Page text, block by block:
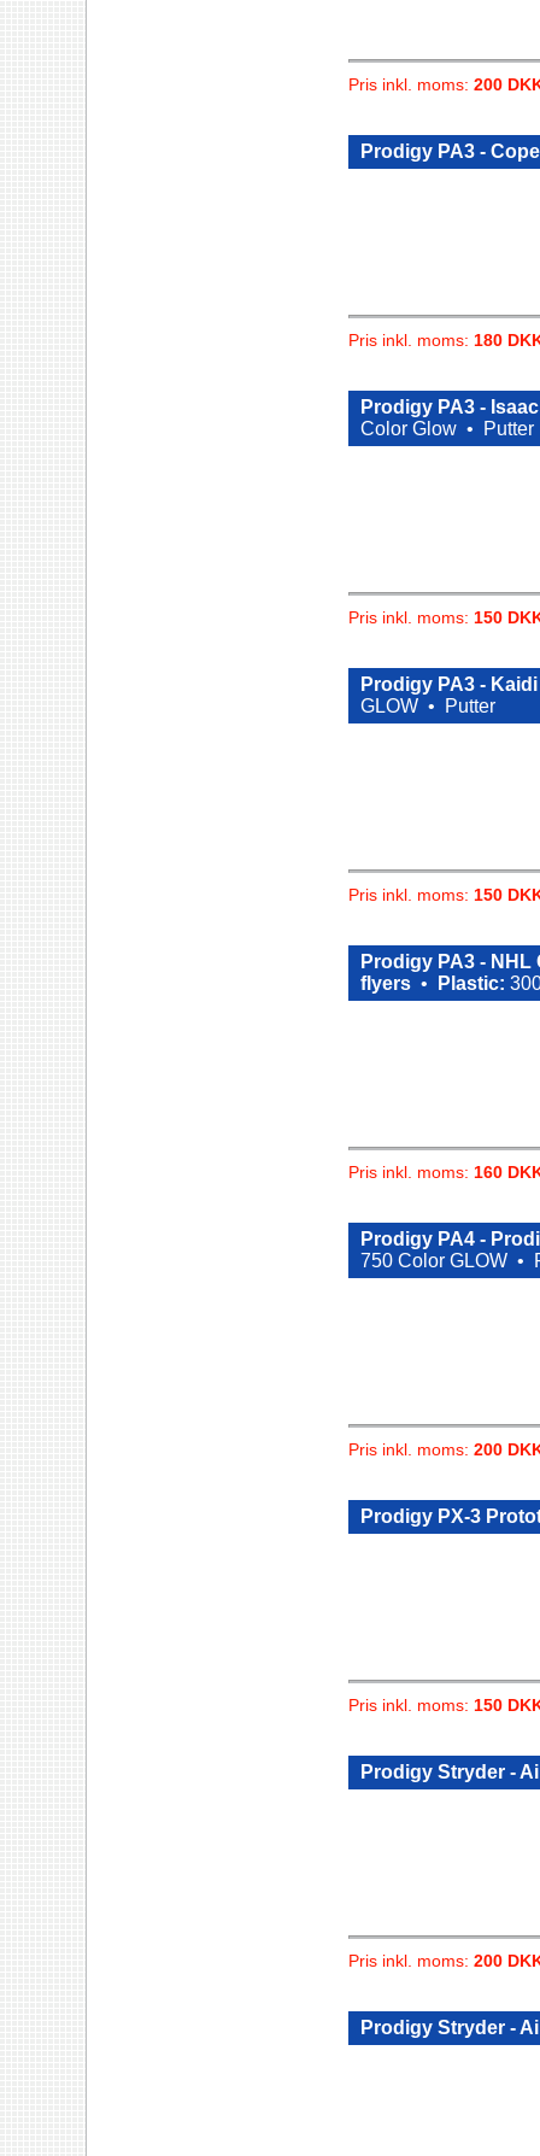
Pris inkl. moms: 200
Prodigy PA3 -
Pris inkl. moms: 180
Prodigy PA3 -
Color Glow •
Putter
Pris inkl. moms: 150
Prodigy PA3 -
GLOW •
Putter
Pris inkl. moms: 150
Prodigy PA3 -
flyers • Plastic:
Pris inkl. moms: 160
Prodigy PA4 -
750 Color GLOW •
Pris inkl. moms: 200
Prodigy PX-3
Pris inkl. moms: 150
Prodigy Stryder -
Pris inkl. moms: 200
Prodigy Stryder -